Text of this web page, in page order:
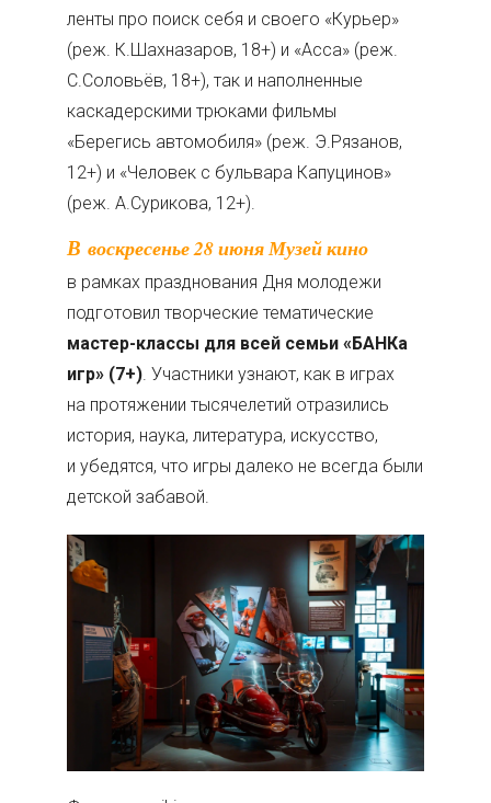
ленты про поиск себя и своего «Курьер»
(реж. К.Шахназаров, 18+) и «Асса» (реж.
С.Соловьёв, 18+), так и наполненные
каскадерскими трюками фильмы
«Берегись автомобиля» (реж. Э.Рязанов,
12+) и «Человек с бульвара Капуцинов»
(реж. А.Сурикова, 12+).
В воскресенье 28 июня Музей кино
в рамках празднования Дня молодежи
подготовил творческие тематические
мастер-классы для всей семьи «БАНКа
игр» (7+). Участники узнают, как в играх
на протяжении тысячелетий отразились
история, наука, литература, искусство,
и убедятся, что игры далеко не всегда были
детской забавой.